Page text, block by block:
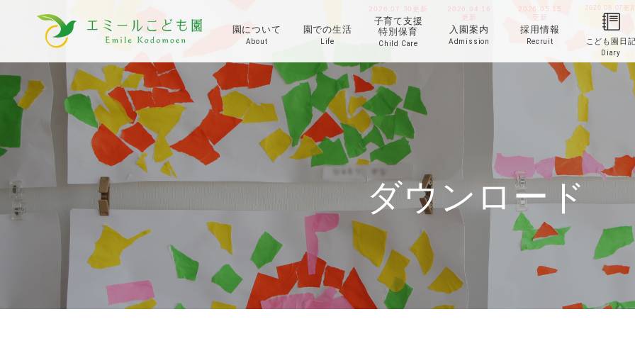
園について
About
園での生活
Life
2026.07.30 更新
子育て支援
特別保育
Child Care
2026.04.16
更新
入園案内
Admission
2026.05.15
更新
採用情報
Recruit
2026.08.07 更新
こども園日記
Diary
ダウンロード